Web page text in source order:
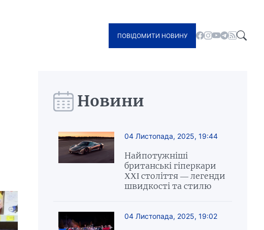
ПОВІДОМИТИ НОВИНУ
Новини
04 Листопада, 2025, 19:44
Найпотужніші
британські гіперкари
XXI століття — легенди
швидкості та стилю
04 Листопада, 2025, 19:02